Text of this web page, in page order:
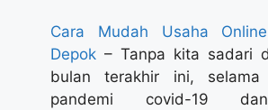
Cara Mudah Usaha
Depok – Tanpa kita sadari
bulan terakhir ini, selama
pandemi covid-19